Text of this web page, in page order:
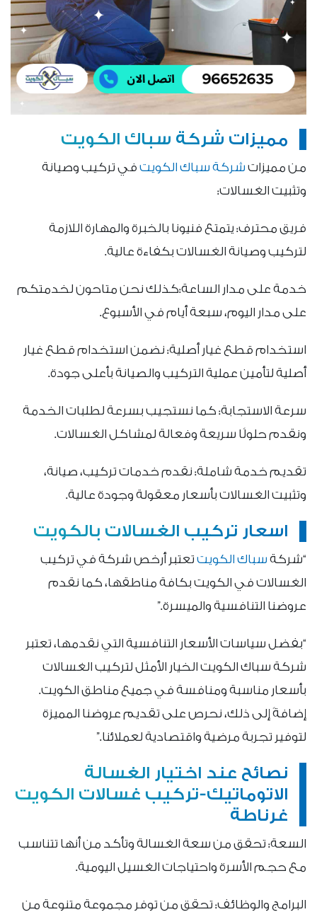
مميزات شركة سباك الكويت
من مميزات شركة سباك الكويت في تركيب وصيانة
وتثبيت الغسالات:
فريق محترف: يتمتع فنيونا بالخبرة والمهارة اللازمة
لتركيب وصيانة الغسالات بكفاءة عالية.
خدمة على مدار الساعة:كذلك نحن متاحون لخدمتكم
على مدار اليوم، سبعة أيام في الأسبوع.
استخدام قطع غيار أصلية: نضمن استخدام قطع غيار
أصلية لتأمين عملية التركيب والصيانة بأعلى جودة.
سرعة الاستجابة: كما نستجيب بسرعة لطلبات الخدمة
ونقدم حلولًا سريعة وفعالة لمشاكل الغسالات.
تقديم خدمة شاملة: نقدم خدمات تركيب، صيانة،
وتثبيت الغسالات بأسعار معقولة وجودة عالية.
اسعار تركيب الغسالات بالكويت
“شركة سباك الكويت تعتبر أرخص شركة في تركيب
الغسالات في الكويت بكافة مناطقها، كما نقدم
عروضنا التنافسية والميسرة.”
“بفضل سياسات الأسعار التنافسية التي نقدمها، تعتبر
شركة سباك الكويت الخيار الأمثل لتركيب الغسالات
بأسعار مناسبة ومنافسة في جميع مناطق الكويت.
إضافةً إلى ذلك، نحرص على تقديم عروضنا المميزة
لتوفير تجربة مرضية واقتصادية لعملائنا.”
نصائح عند اختيار الغسالة
الاتوماتيك-تركيب غسالات الكويت
غرناطة
السعة: تحقق من سعة الغسالة وتأكد من أنها تتناسب
مع حجم الأسرة واحتياجات الغسيل اليومية.
البرامج والوظائف: تحقق من توفر مجموعة متنوعة من